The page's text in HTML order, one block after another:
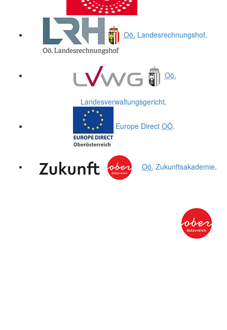
Oö. Landesrechnungshof.
Oö.
Landesverwaltungsgericht.
Europe Direct OÖ.
Oö. Zukunftsakademie.